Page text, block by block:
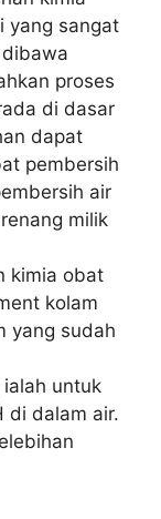
yang sangat
proses
di dasar
dapat
pembersih
air
milik
kimia obat
kolam
yang sudah
untuk
di dalam air.